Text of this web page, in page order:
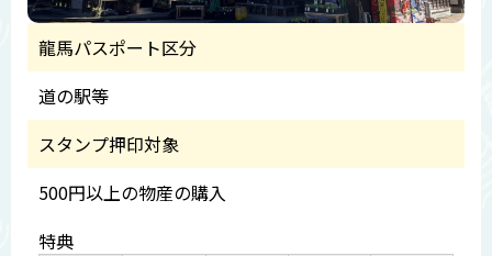
龍馬パスポート区分
道の駅等
スタンプ押印対象
500円以上の物産の購入
特典